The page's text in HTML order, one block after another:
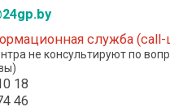
служба (call-
не консультируют по
18
46